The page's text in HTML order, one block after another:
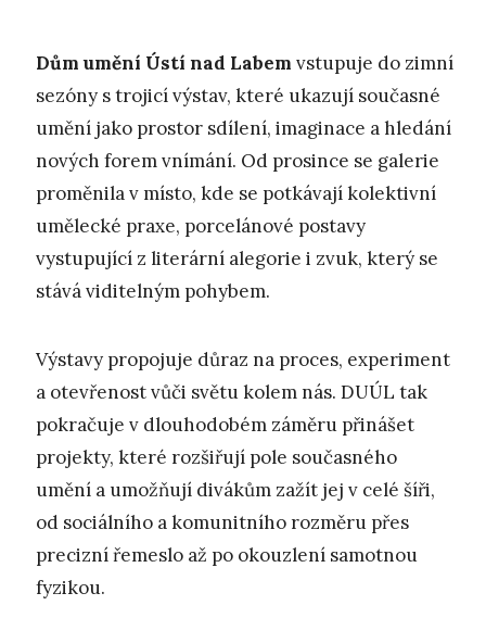
Dům umění Ústí nad Labem vstupuje do zimní
sezóny s trojicí výstav, které ukazují současné
umění jako prostor sdílení, imaginace a hledání
nových forem vnímání. Od prosince se galerie
proměnila v místo, kde se potkávají kolektivní
umělecké praxe, porcelánové postavy
vystupující z literární alegorie i zvuk, který se
stává viditelným pohybem.
Výstavy propojuje důraz na proces, experiment
a otevřenost vůči světu kolem nás. DUÚL tak
pokračuje v dlouhodobém záměru přinášet
projekty, které rozšiřují pole současného
umění a umožňují divákům zažít jej v celé šíři,
od sociálního a komunitního rozměru přes
precizní řemeslo až po okouzlení samotnou
fyzikou.